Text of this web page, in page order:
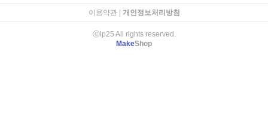
이용약관| 개인정보처리방침
ⓒlp25 All rights reserved.
MakeShop